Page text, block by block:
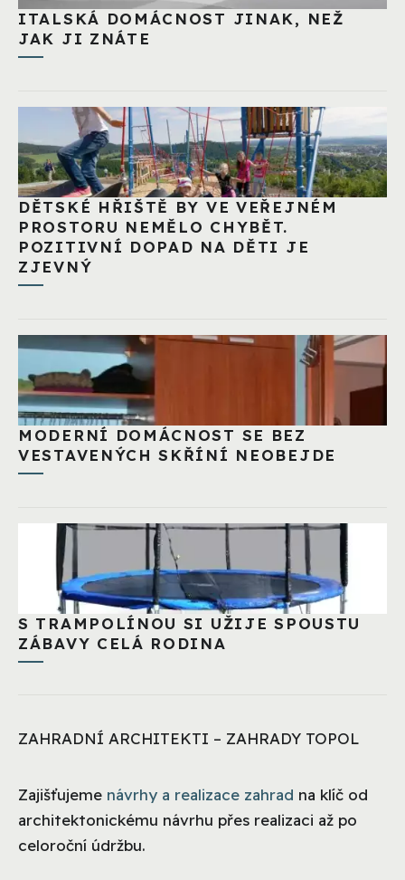
ITALSKÁ DOMÁCNOST JINAK, NEŽ
JAK JI ZNÁTE
DĚTSKÉ HŘIŠTĚ BY VE VEŘEJNÉM
PROSTORU NEMĚLO CHYBĚT.
POZITIVNÍ DOPAD NA DĚTI JE
ZJEVNÝ
MODERNÍ DOMÁCNOST SE BEZ
VESTAVENÝCH SKŘÍNÍ NEOBEJDE
S TRAMPOLÍNOU SI UŽIJE SPOUSTU
ZÁBAVY CELÁ RODINA
ZAHRADNÍ ARCHITEKTI – ZAHRADY TOPOL
Zajišťujeme návrhy a realizace zahrad na klíč od
architektonickému návrhu přes realizaci až po
celoroční údržbu.